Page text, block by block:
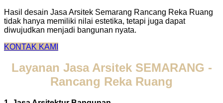
Hasil desain Jasa Arsitek Semarang Rancang Reka Ruang
tidak hanya memiliki nilai estetika, tetapi juga dapat
diwujudkan menjadi bangunan nyata.
KONTAK KAMI
Layanan Jasa Arsitek SEMARANG -
Rancang Reka Ruang